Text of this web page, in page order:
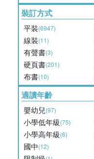
裝訂方式
平裝(6947)
線裝(11)
有聲書(3)
硬頁書(201)
布書(10)
適讀年齡
嬰幼兒(97)
小學低年級(75)
小學高年級(6)
國中(12)